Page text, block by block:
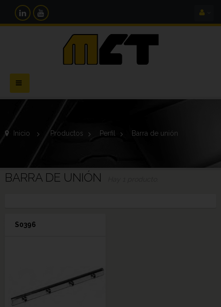
Navegación
Toggle
Inicio > Productos > Perfil > Barra de unión
BARRA DE UNIÓN
S0396